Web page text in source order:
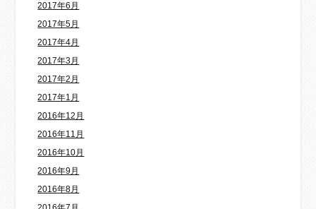
2017年6月
2017年5月
2017年4月
2017年3月
2017年2月
2017年1月
2016年12月
2016年11月
2016年10月
2016年9月
2016年8月